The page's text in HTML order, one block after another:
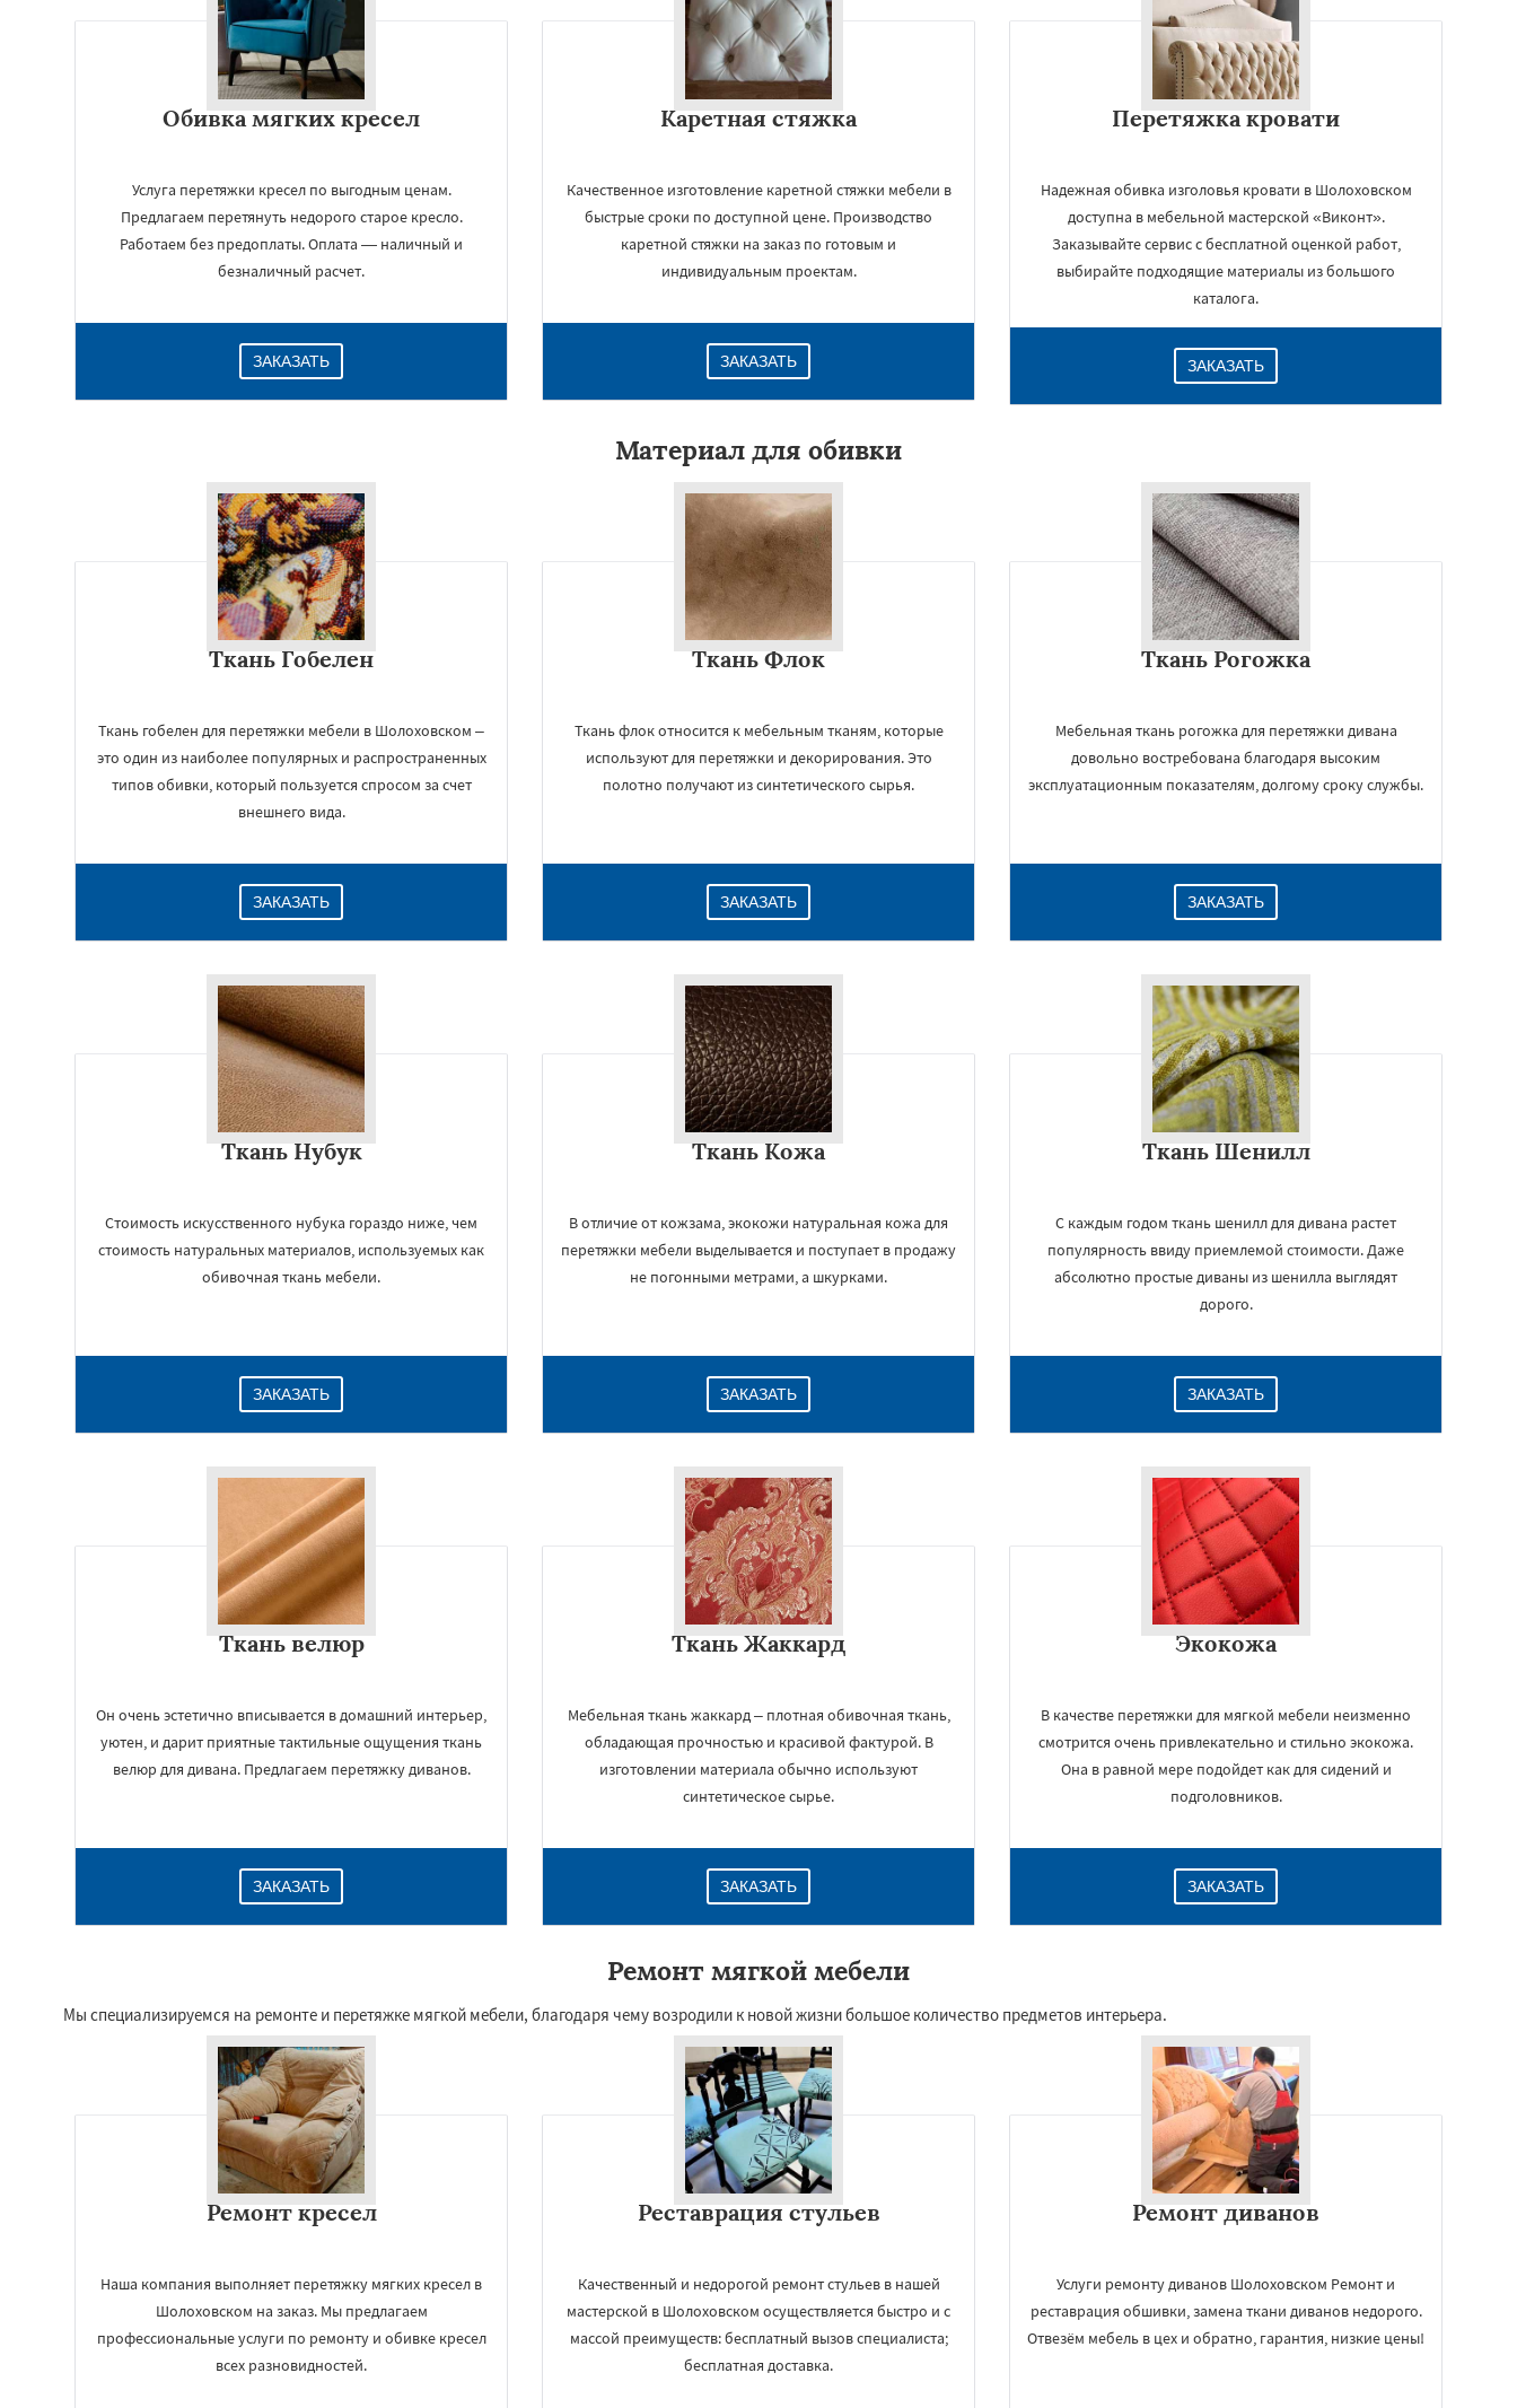
Обивка мягких кресел
Услуга перетяжки кресел по выгодным ценам.
Предлагаем перетянуть недорого старое кресло.
Работаем без предоплаты. Оплата — наличный и
безналичный расчет.
ЗАКАЗАТЬ
Каретная стяжка
Качественное изготовление каретной стяжки мебели в
быстрые сроки по доступной цене. Производство
каретной стяжки на заказ по готовым и
индивидуальным проектам.
ЗАКАЗАТЬ
Перетяжка кровати
Надежная обивка изголовья кровати в Шолоховском
доступна в мебельной мастерской «Виконт».
Заказывайте сервис с бесплатной оценкой работ,
выбирайте подходящие материалы из большого
каталога.
ЗАКАЗАТЬ
Материал для обивки
Ткань Гобелен
Ткань гобелен для перетяжки мебели в Шолоховском –
это один из наиболее популярных и распространенных
типов обивки, который пользуется спросом за счет
внешнего вида.
ЗАКАЗАТЬ
Ткань Флок
Ткань флок относится к мебельным тканям, которые
используют для перетяжки и декорирования. Это
полотно получают из синтетического сырья.
ЗАКАЗАТЬ
Ткань Рогожка
Мебельная ткань рогожка для перетяжки дивана
довольно востребована благодаря высоким
эксплуатационным показателям, долгому сроку службы.
ЗАКАЗАТЬ
Ткань Нубук
Стоимость искусственного нубука гораздо ниже, чем
стоимость натуральных материалов, используемых как
обивочная ткань мебели.
ЗАКАЗАТЬ
Ткань Кожа
В отличие от кожзама, экокожи натуральная кожа для
перетяжки мебели выделывается и поступает в продажу
не погонными метрами, а шкурками.
ЗАКАЗАТЬ
Ткань Шенилл
С каждым годом ткань шенилл для дивана растет
популярность ввиду приемлемой стоимости. Даже
абсолютно простые диваны из шенилла выглядят
дорого.
ЗАКАЗАТЬ
Ткань велюр
Он очень эстетично вписывается в домашний интерьер,
уютен, и дарит приятные тактильные ощущения ткань
велюр для дивана. Предлагаем перетяжку диванов.
ЗАКАЗАТЬ
Ткань Жаккард
Мебельная ткань жаккард – плотная обивочная ткань,
обладающая прочностью и красивой фактурой. В
изготовлении материала обычно используют
синтетическое сырье.
ЗАКАЗАТЬ
Экокожа
В качестве перетяжки для мягкой мебели неизменно
смотрится очень привлекательно и стильно экокожа.
Она в равной мере подойдет как для сидений и
подголовников.
ЗАКАЗАТЬ
Ремонт мягкой мебели
Мы специализируемся на ремонте и перетяжке мягкой мебели, благодаря чему возродили к новой жизни большое количество предметов интерьера.
Ремонт кресел
Наша компания выполняет перетяжку мягких кресел в
Шолоховском на заказ. Мы предлагаем
профессиональные услуги по ремонту и обивке кресел
всех разновидностей.
Реставрация стульев
Качественный и недорогой ремонт стульев в нашей
мастерской в Шолоховском осуществляется быстро и с
массой преимуществ: бесплатный вызов специалиста;
бесплатная доставка.
Ремонт диванов
Услуги ремонту диванов Шолоховском Ремонт и
реставрация обшивки, замена ткани диванов недорого.
Отвезём мебель в цех и обратно, гарантия, низкие цены!
×
Даю согласие на обработку персональных данных